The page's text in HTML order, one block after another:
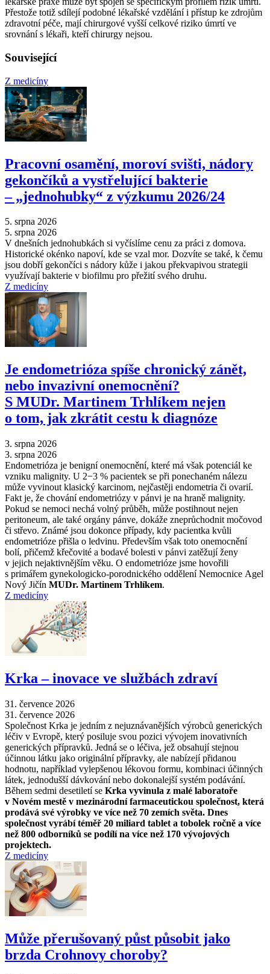
Přestože totiž sdílejí podobné lékařské vzdělání i přístup ke zdrojům
zdravotní péče, mají chirurgové vyšší celkové riziko úmrtí ve
srovnání s lékaři, kteří chirurgy nejsou.
Související
Z medicíny
Pracovní osamění, moroví svišti, nádory
gekončíků a vystřelující bakterie
–⁠ „jednohubky“ z výzkumu 2026/24
5. srpna 2026
5. srpna 2026
V dnešních jednohubkách si vyčíslíme cenu za práci z domova.
Historické okénko napoví, kde se vzal mor. Dozvíte se také, k čemu
jsou dobří gekončíci s nádory kůže i jakou překvapivou strategii
využívají bakterie v biofilmu pro přežití svého druhu.
Z medicíny
Je endometrióza spíše chronický zánět,
nebo invazivní onemocnění?
S MUDr. Martinem Trhlíkem nejen
o tom, jak zkrátit cestu k diagnóze
3. srpna 2026
3. srpna 2026
Endometrióza je benigní onemocnění, které má však potenciál ke
vzniku malignity. U 2−3 % pacientek se při ponechaném nálezu
může vyvinout klasický karcinom, nejčastěji endometria či ovarií.
Fakt je, že chování endometriózy v pánvi je na hraně malignity.
Pokud se nemoci nechá volný průběh, může postihnout nejen
peritoneum, ale také orgány pánve, dokáže zneprůchodnit močovod
či střevo. Známé jsou dokonce případy, kdy pacientka kvůli
endometrióze přišla o ledvinu. Především však toto onemocnění
bolí, přičemž křečovité a bodavé bolesti v pánvi zatěžují ženy
v jejich nejaktivnějším věku. O endometrióze jsme hovořili
s primářem gynekologicko-porodnického oddělení Nemocnice Agel
Nový Jičín MUDr. Martinem Trhlíkem.
Z medicíny
Krka –⁠ inovace ve službách zdraví
31. července 2026
31. července 2026
Společnost Krka je jedním z nejuznávanějších výrobců generických
léčiv v Evropě, který posiluje svou pozici vývojem inovativních
generických přípravků. Jedná se o léčiva, jež obsahují stejnou
účinnou látku jako originální přípravky, ale nabízejí přidanou
hodnotu, například vylepšenou lékovou formu, kombinaci účinných
látek, jednodušší dávkování nebo dokonalejší systém podávání.
Během sedmi desetiletí se Krka vyvinula z malé laboratoře
v Novém mestě v mezinárodní farmaceutickou společnost, která
prodává své výrobky ve více než 70 zemích světa. Dnes
společnost vyrábí téměř 20 miliard tablet a tobolek ročně a více
než 800 odborníků se podílí na více než 170 vývojových
projektech.
Z medicíny
Může přerušovaný půst působit jako
brzda Crohnovy choroby?